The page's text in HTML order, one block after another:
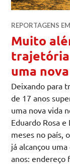
REPORTAGENS
Muito
trajetória
uma
Deixando para
de 17 anos
uma nova vida
Eduardo Rosa
meses no país,
já alcançou
anos: endereço